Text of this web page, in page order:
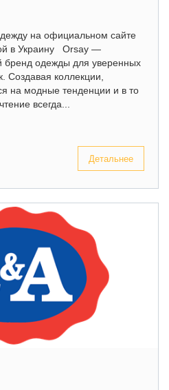
на официальном сайте
в Украину Orsay —
бренд одежды для уверенных
Создавая коллекции,
на модные тенденции и в то
всегда...
Детальнее